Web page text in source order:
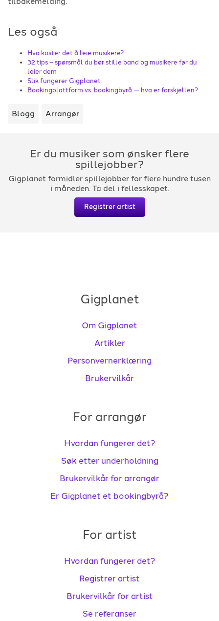
Les også
Hva koster det å leie musikere?
32 tips – spørsmål du bør stille band og musikere før du
leier dem
Slik fungerer Gigplanet
Bookingplattform vs. bookingbyrå — hva er forskjellen?
Blogg Arrangør
Er du musiker som ønsker flere
spillejobber?
Gigplanet formidler spillejobber for flere hundre tusen
i måneden. Ta del i fellesskapet.
Registrer artist
Gigplanet
Om Gigplanet
Artikler
Personvernerklæring
Brukervilkår
For arrangør
Hvordan fungerer det?
Søk etter underholdning
Brukervilkår for arrangør
Er Gigplanet et bookingbyrå?
For artist
Hvordan fungerer det?
Registrer artist
Brukervilkår for artist
Se referanser